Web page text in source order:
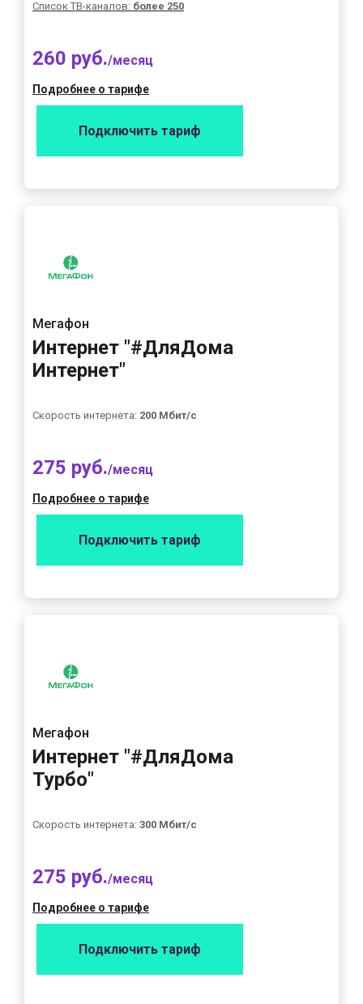
Список ТВ-каналов: более 250
260 руб./месяц
Подробнее о тарифе
Подключить тариф
Мегафон
Интернет "#ДляДома
Интернет"
Скорость интернета: 200 Мбит/с
275 руб./месяц
Подробнее о тарифе
Подключить тариф
Мегафон
Интернет "#ДляДома
Турбо"
Скорость интернета: 300 Мбит/с
275 руб./месяц
Подробнее о тарифе
Подключить тариф